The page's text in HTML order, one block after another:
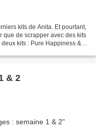
kits de Anita. Et pourtant,
que de scrapper avec des kits
kits : Pure Happiness &
& 2